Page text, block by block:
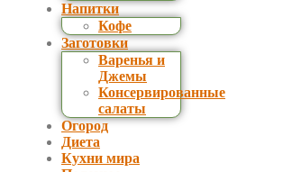
Напитки
Кофе
Заготовки
Варенья и
Джемы
Консервированные
салаты
Огород
Диета
Кухни мира